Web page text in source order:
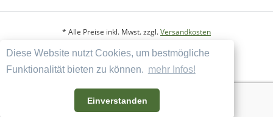
Diese Website nutzt Cookies, um bestmögliche
Funktionalität bieten zu können. mehr Infos!
Einverstanden
* Alle Preise inkl. Mwst. zzgl.Versandkosten
Copyright
Datenschutzerklärung
Widerrufsbelehrung und Muster-Widerrufsformular
AGB und Kundeninformation